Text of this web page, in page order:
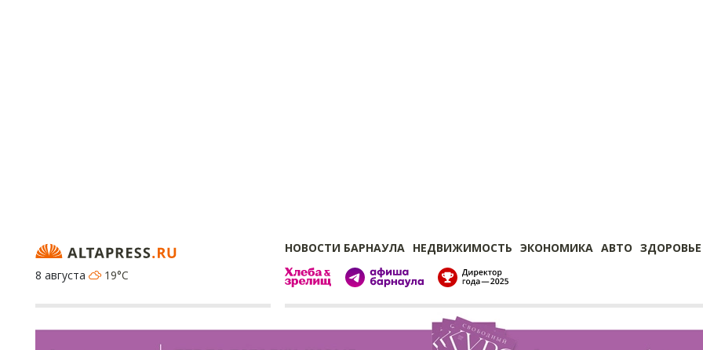
НОВОСТИ БАРНАУЛА НЕДВИЖИМОСТЬ ЭКОНОМИКА АВТО ЗДОРОВЬЕ
8 августа
19°C